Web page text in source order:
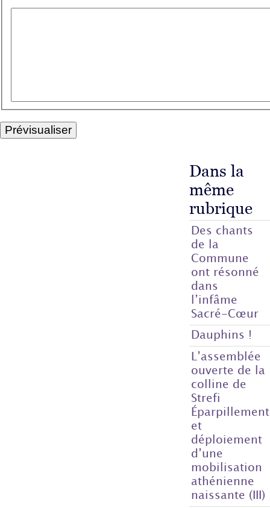
Dans la
même
rubrique
Des chants
de la
Commune
ont résonné
dans
l’infâme
Sacré-Cœur
Dauphins !
L’assemblée
ouverte de la
colline de
Strefi
Éparpillement
et
déploiement
d’une
mobilisation
athénienne
naissante (III)